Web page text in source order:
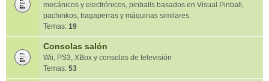
mecánicos y electrónicos, pinballs basados en Visual Pinball,
pachinkos, tragaperras y máquinas similares.
Temas: 19
Consolas salón
Wii, PS3, XBox y consolas de televisión
Temas: 53